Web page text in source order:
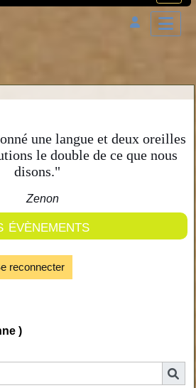
une langue et deux oreilles
le double de ce que nous
disons."
Zenon
reconnecter
)